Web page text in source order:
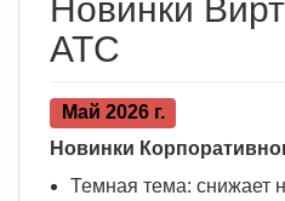
Новинки
АТС
Май 2026 г.
Новинки
Темная тема: снижает